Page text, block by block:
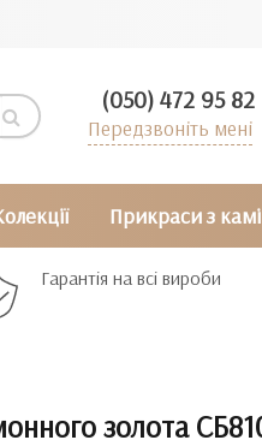
(050) 472 95 82
Передзвоніть мені
Прикраси з
Гарантія на всі вироби
золота